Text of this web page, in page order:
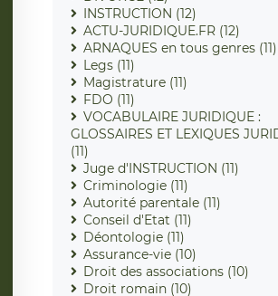
INSTRUCTION (12)
ACTU-JURIDIQUE.FR (12)
ARNAQUES en tous genres (11)
Legs (11)
Magistrature (11)
FDO (11)
VOCABULAIRE JURIDIQUE :
GLOSSAIRES ET LEXIQUES
(11)
Juge d'INSTRUCTION (11)
Criminologie (11)
Autorité parentale (11)
Conseil d'Etat (11)
Déontologie (11)
Assurance-vie (10)
Droit des associations (10)
Droit romain (10)